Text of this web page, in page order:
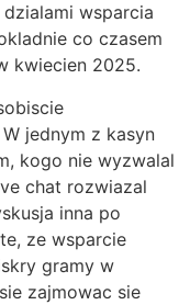
wsparcia
co czasem
kwiecien 2025.
jednym z kasyn
kogo nie wyzwalal
chat rozwiazal
inna po
ze wsparcie
gramy w
zajmowac sie